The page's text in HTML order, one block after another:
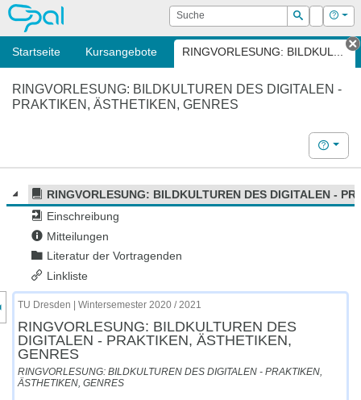
OPAL Suche
Suchen
Login Hilfe
Startseite Kursangebote RINGVORLESUNG: BILDKUL...
RINGVORLESUNG: BILDKULTUREN DES DIGITALEN -
PRAKTIKEN, ÄSTHETIKEN, GENRES
Hilfe
RINGVORLESUNG: BILDKULTUREN DES DIGITALEN -
Einschreibung
Mitteilungen
Literatur der Vortragenden
Linkliste
des Kursmenüs
TU Dresden | Wintersemester 2020 / 2021
RINGVORLESUNG: BILDKULTUREN DES
DIGITALEN - PRAKTIKEN, ÄSTHETIKEN,
GENRES
RINGVORLESUNG: BILDKULTUREN DES DIGITALEN - PRAKTIKEN,
ÄSTHETIKEN, GENRES